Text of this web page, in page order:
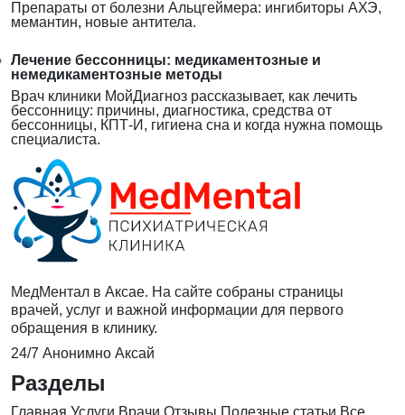
Препараты от болезни Альцгеймера: ингибиторы АХЭ,
мемантин, новые антитела.
Лечение бессонницы: медикаментозные и
немедикаментозные методы
Врач клиники МойДиагноз рассказывает, как лечить
бессонницу: причины, диагностика, средства от
бессонницы, КПТ-И, гигиена сна и когда нужна помощь
специалиста.
МедМентал в Аксае. На сайте собраны страницы
врачей, услуг и важной информации для первого
обращения в клинику.
24/7 Анонимно Аксай
Разделы
Главная Услуги Врачи Отзывы Полезные статьи Все